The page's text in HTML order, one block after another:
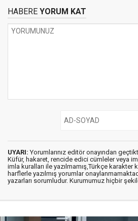
HABERE YORUM KAT
UYARI: Yorumlarınız editör onayından
Küfür, hakaret, rencide edici cümleler veya
imla kuralları ile yazılmamış,Türkçe karakter
harflerle yazılmış yorumlar
yazarları sorumludur. Kurumumuz hiçbir